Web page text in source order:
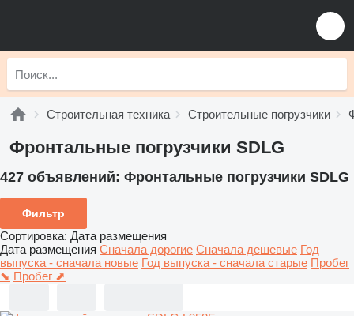
Строительная техника Строительные погрузчики
Фронтальные погрузчики SDLG
427 объявлений: Фронтальные погрузчики SDLG
Фильтр
Сортировка: Дата размещения
Дата размещения Сначала дорогие Сначала дешевые Год
выпуска - сначала новые Год выпуска - сначала старые Пробег
⬊ Пробег ⬈